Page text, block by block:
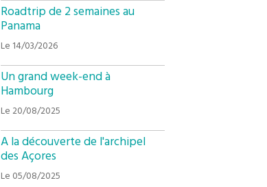
Roadtrip de 2 semaines au
Panama
Le 14/03/2026
Un grand week-end à
Hambourg
Le 20/08/2025
A la découverte de l'archipel
des Açores
Le 05/08/2025